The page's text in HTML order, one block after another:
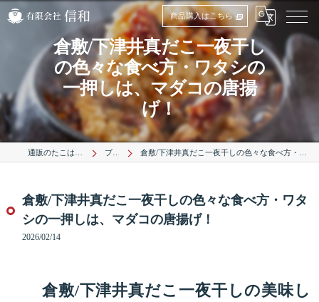
商品購入はこちら
倉敷/下津井真だこ一夜干し
の色々な食べ方・ワタシの
一押しは、マダコの唐揚
げ！
ブログ 倉敷/下津井真だこ一夜干しの色々な食べ方・ワタシの一押しは、マダコの唐揚げ！
倉敷/下津井真だこ一夜干しの色々な食べ方・ワタ
シの一押しは、マダコの唐揚げ！
2026/02/14
倉敷/下津井真だこ一夜干しの美味し